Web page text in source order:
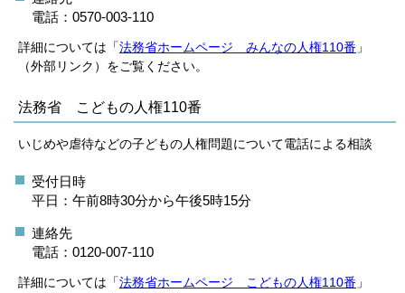
電話：0570-003-110
詳細については「法務省ホームページ みんなの人権110番 」
（外部リンク）をご覧ください。
法務省 こどもの人権110番
いじめや虐待などの子どもの人権問題について電話による相談
受付日時
平日：午前8時30分から午後5時15分
連絡先
電話：0120-007-110
詳細については「法務省ホームページ こどもの人権110番 」